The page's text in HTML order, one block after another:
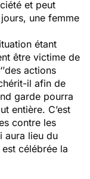
et peut
une femme
étant
être victime de
des actions
il afin de
garde pourra
entière. C’est
contre les
aura lieu du
célébrée la